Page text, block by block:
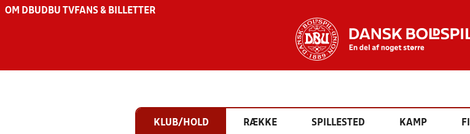
OM DBU DBU TV FANS & BILLETTER
KLUB/HOLD RÆKKE SPILLESTED KAMP